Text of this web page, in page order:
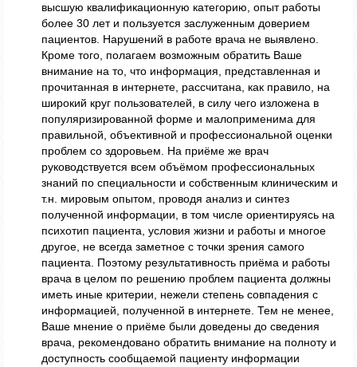
высшую квалификационную категорию, опыт работы
более 30 лет и пользуется заслуженным доверием
пациентов. Нарушений в работе врача не выявлено.
Кроме того, полагаем возможным обратить Ваше
внимание на то, что информация, представленная и
прочитанная в интернете, рассчитана, как правило, на
широкий круг пользователей, в силу чего изложена в
популяризированной форме и малоприменима для
правильной, объективной и профессиональной оценки
проблем со здоровьем. На приёме же врач
руководствуется всем объёмом профессиональных
знаний по специальности и собственным клиническим и
т.н. мировым опытом, проводя анализ и синтез
полученной информации, в том числе ориентируясь на
психотип пациента, условия жизни и работы и многое
другое, не всегда заметное с точки зрения самого
пациента. Поэтому результативность приёма и работы
врача в целом по решению проблем пациента должны
иметь иные критерии, нежели степень совпадения с
информацией, полученной в интернете. Тем не менее,
Ваше мнение о приёме были доведены до сведения
врача, рекомендовано обратить внимание на полноту и
доступность сообщаемой пациенту информации